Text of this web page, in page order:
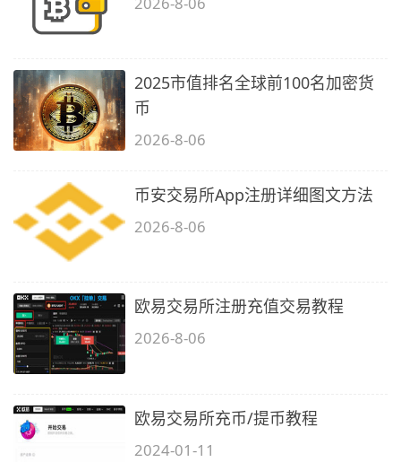
2025市值排名全球前100名加密货
币
2026-8-06
币安交易所App注册详细图文方法
2026-8-06
欧易交易所注册充值交易教程
2026-8-06
欧易交易所充币/提币教程
2024-01-11